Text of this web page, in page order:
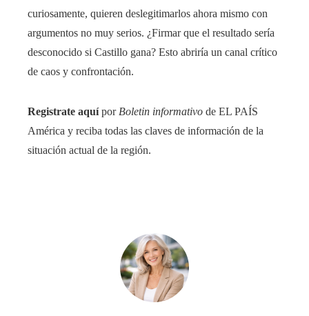
curiosamente, quieren deslegitimarlos ahora mismo con
argumentos no muy serios. ¿Firmar que el resultado sería
desconocido si Castillo gana? Esto abriría un canal crítico
de caos y confrontación.
Registrate aquípor Boletin informativo de EL PAÍS
América y reciba todas las claves de información de la
situación actual de la región.